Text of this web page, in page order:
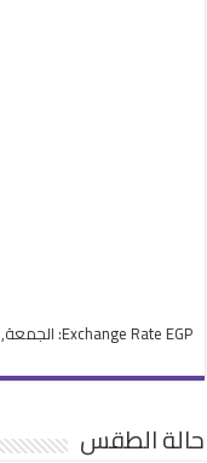
Exchange Rate EGP : الجمعة, 7 أغسطس.
حالة الطقس